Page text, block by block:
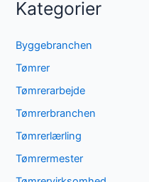
Kategorier
Byggebranchen
Tømrer
Tømrerarbejde
Tømrerbranchen
Tømrerlærling
Tømrermester